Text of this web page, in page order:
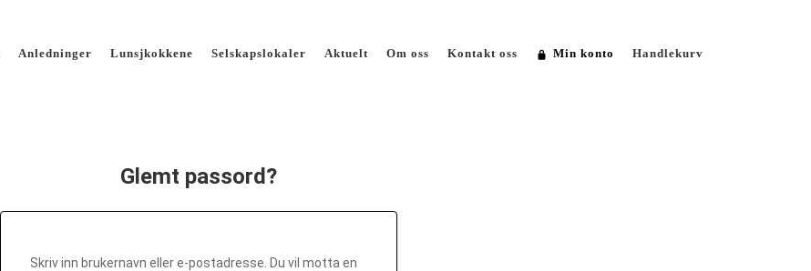
Anledninger Lunsjkokkene Selskapslokaler Aktuelt Om oss Kontakt oss Min konto Handlekurv
Glemt passord?
Skriv inn brukernavn eller e-postadresse. Du vil motta en